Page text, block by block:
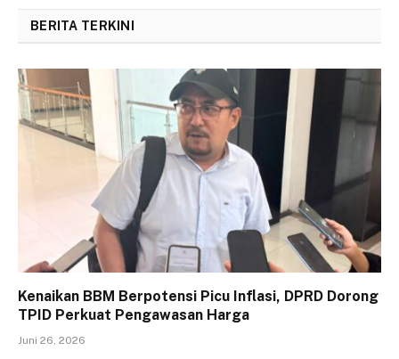
BERITA TERKINI
Kenaikan BBM Berpotensi Picu Inflasi, DPRD Dorong
TPID Perkuat Pengawasan Harga
Juni 26, 2026